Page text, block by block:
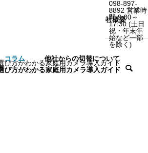
098-897-
8892 営業時
間 9:00～
17:30 (土日
祝・年末年
始など一部
を除く)
会社概要
コラム 他社からの切替について
び方がわかる家庭用カメラ導入ガイド
び方がわかる家庭用カメラ導入ガイド